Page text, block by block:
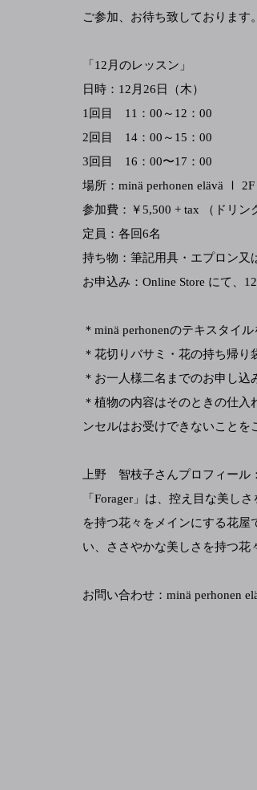
ご参加、お待ち致しております。
「12月のレッスン」
日時：12月26日（木）
1回目 11：00～12：00
2回目 14：00～15：00
3回目 16：00〜17：00
場所：minä perhonen elävä Ⅰ 2F
参加費：￥5,500 + tax （ドリン
定員：各回6名
持ち物：筆記用具・エプロン又
お申込み：Online Store にて、
＊minä perhonenのテキスタイ
＊花切りバサミ・花の持ち帰り
＊お一人様二名までのお申し込
＊植物の内容はそのときの仕
ンセルはお受けできないことを
上野 智枝子さんプロフィール：
「Forager」は、控え目な美し
を持つ花々をメインにする花
い、ささやかな美しさを持つ花
お問い合わせ：minä perhonen